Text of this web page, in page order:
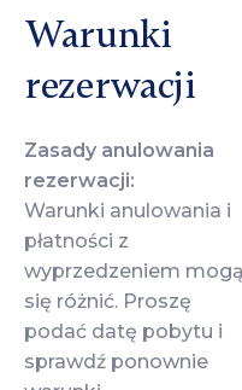
Warunki
rezerwacji
Zasady anulowania
rezerwacji:
Warunki anulowania i
płatności z
wyprzedzeniem mogą
się różnić. Proszę
podać datę pobytu i
sprawdź ponownie